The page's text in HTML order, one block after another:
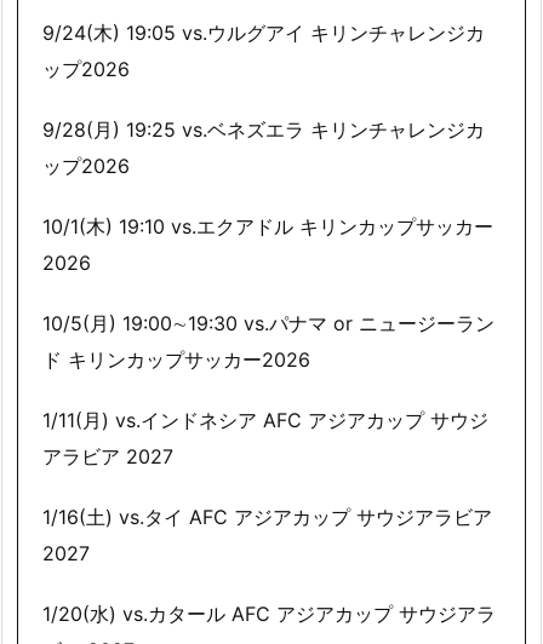
9/24(木) 19:05 vs.ウルグアイ キリンチャレンジカ
ップ2026
9/28(月) 19:25 vs.ベネズエラ キリンチャレンジカ
ップ2026
10/1(木) 19:10 vs.エクアドル キリンカップサッカー
2026
10/5(月) 19:00∼19:30 vs.パナマ or ニュージーラン
ド キリンカップサッカー2026
1/11(月) vs.インドネシア AFC アジアカップ サウジ
アラビア 2027
1/16(土) vs.タイ AFC アジアカップ サウジアラビア
2027
1/20(水) vs.カタール AFC アジアカップ サウジアラ